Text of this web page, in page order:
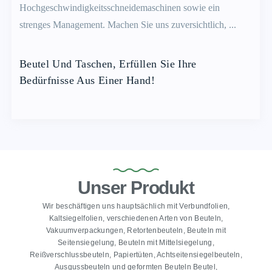
Hochgeschwindigkeitsschneidemaschinen sowie ein
strenges Management. Machen Sie uns zuversichtlich, ...
Beutel Und Taschen, Erfüllen Sie Ihre
Bedürfnisse Aus Einer Hand!
Unser Produkt
Wir beschäftigen uns hauptsächlich mit Verbundfolien,
Kaltsiegelfolien, verschiedenen Arten von Beuteln,
Vakuumverpackungen, Retortenbeuteln, Beuteln mit
Seitensiegelung, Beuteln mit Mittelsiegelung,
Reißverschlussbeuteln, Papiertüten, Achtseitensiegelbeuteln,
Ausgussbeuteln und geformten Beuteln Beutel,